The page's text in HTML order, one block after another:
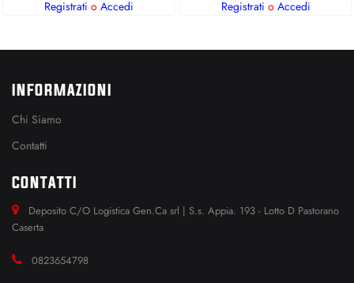
Registrati o Accedi
Registrati o Accedi
INFORMAZIONI
Chi Siamo
Contatti
CONTATTI
Deposito C/O Logistica Gen.Ca srl | S.s. Appia. 193 - Lotto D Pastorano
Caserta
0823654798